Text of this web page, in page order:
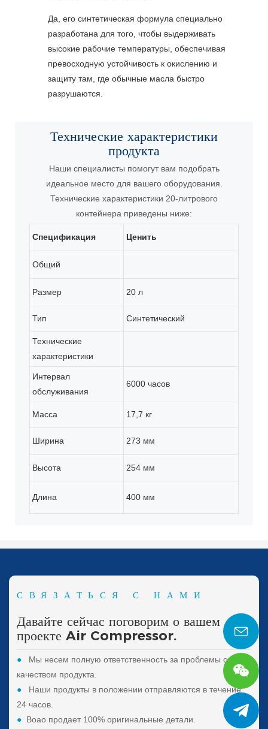
Да, его синтетическая формула специально
разработана для того, чтобы выдерживать
высокие рабочие температуры, обеспечивая
превосходную устойчивость к окислению и
защиту там, где обычные масла быстро
разрушаются.
Технические характеристики
продукта
Наши специалисты помогут вам подобрать
идеальное место для вашего оборудования.
Технические характеристики 20-литрового
контейнера приведены ниже:
Спецификация Ценить
Общий
Размер 20 л
Тип Синтетический
Технические
характеристики
Интервал
обслуживания
6000 часов
Масса 17,7 кг
Ширина 273 мм
Высота 254 мм
Длина 400 мм
СВЯЗАТЬСЯ С НАМИ
Давайте сейчас поговорим о вашем
проекте Air Compressor.
●
Мы несем полную ответственность за проблемы с
качеством продукта.
●
Наши продукты в положении отправляются в течение
24 часов.
● Boao продает 100% оригинальные детали.